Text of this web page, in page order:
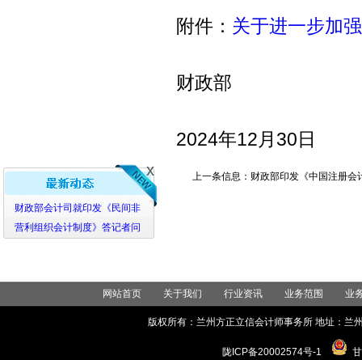
附件： 关于进一步加
财政部
2024年12月30日
上一条信息：财政部印发《中国注册会
网站首页 关于我们 行业资讯 业务范围 业
版权所有：兰州方正立信会计师事务所 地址：
陇ICP备20002574号-1
x
营利组织会计制度》答记者问